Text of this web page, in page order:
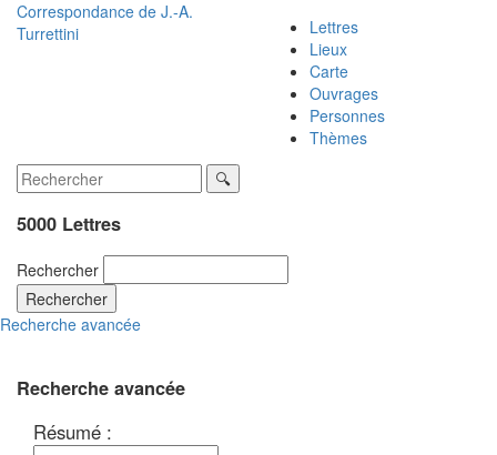
Correspondance de J.-A.
Turrettini
Lettres
Lieux
Carte
Ouvrages
Personnes
Thèmes
5000 Lettres
Rechercher
Rechercher
Recherche avancée
Recherche avancée
Résumé :